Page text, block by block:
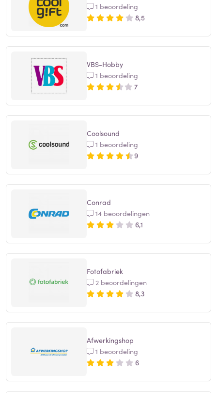
1 beoordeling
8,5
VBS-Hobby
1 beoordeling
7
Coolsound
1 beoordeling
9
Conrad
14 beoordelingen
6,1
Fotofabriek
2 beoordelingen
8,3
Afwerkingshop
1 beoordeling
6